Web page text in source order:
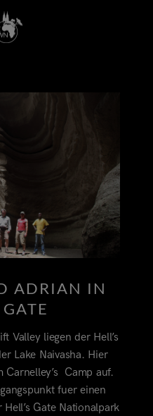
ADRIAN IN
GATE
Valley liegen der Hell’s
Lake Naivasha. Hier
Carnelley’s Camp auf.
fuer einen
Gate Nationalpark